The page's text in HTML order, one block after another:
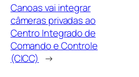
Canoas vai integrar
câmeras privadas ao
Centro Integrado de
Comando e Controle
(CICC) →